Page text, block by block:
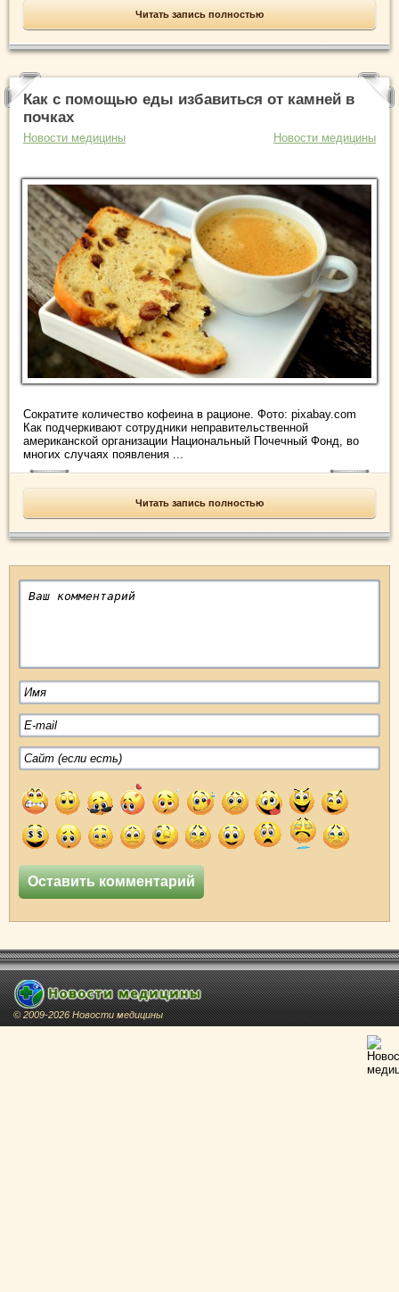
Читать запись полностью
Как с помощью еды избавиться от камней в
почках
Новости медицины Новости медицины
Сократите количество кофеина в рационе. Фото: pixabay.com
Как подчеркивают сотрудники неправительственной
американской организации Национальный Почечный Фонд, во
многих случаях появления ...
Читать запись полностью
© 2009-2026 Новости медицины